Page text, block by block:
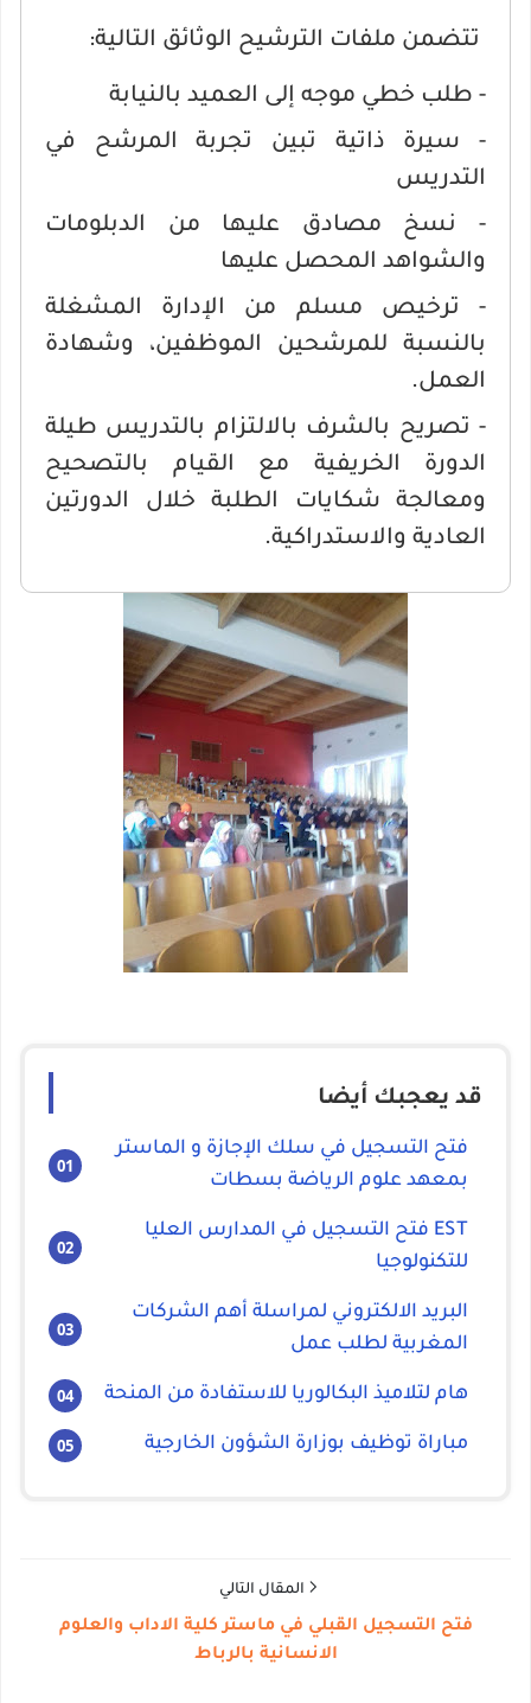
تتضمن ملفات الترشيح الوثائق التالية:
- طلب خطي موجه إلى العميد بالنيابة
- سيرة ذاتية تبين تجربة المرشح في
التدريس
- نسخ مصادق عليها من الدبلومات
والشواهد المحصل عليها
- ترخيص مسلم من الإدارة المشغلة
بالنسبة للمرشحين الموظفين، وشهادة
العمل.
- تصريح بالشرف بالالتزام بالتدريس طيلة
الدورة الخريفية مع القيام بالتصحيح
ومعالجة شكايات الطلبة خلال الدورتين
العادية والاستدراكية.
قد يعجبك أيضا
فتح التسجيل في سلك الإجازة و الماستر
بمعهد علوم الرياضة بسطات
EST فتح التسجيل في المدارس العليا
للتكنولوجيا
البريد الالكتروني لمراسلة أهم الشركات
المغربية لطلب عمل
هام لتلاميذ البكالوريا للاستفادة من المنحة
مباراة توظيف بوزارة الشؤون الخارجية
المقال التالي
فتح التسجيل القبلي في ماستر كلية الاداب والعلوم
الانسانية بالرباط